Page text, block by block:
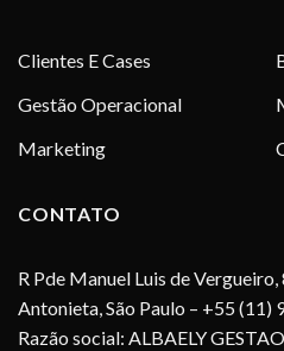
Clientes E Cases
Gestão Operacional
Marketing
CONTATO
R Pde Manuel Luis de
Antonieta, São Paulo – +55 (11)
Razão social: ALBAELY